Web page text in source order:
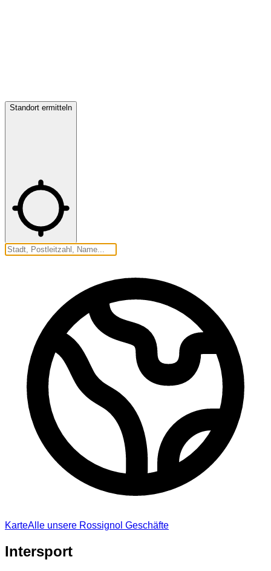
Standort ermitteln
KarteAlle unsere Rossignol Geschäfte
Intersport